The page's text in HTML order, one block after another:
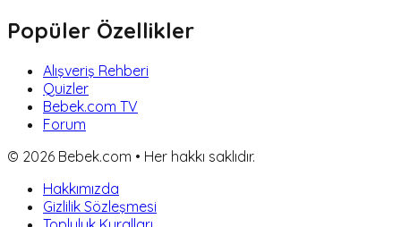
Popüler Özellikler
Alışveriş Rehberi
Quizler
Bebek.com TV
Forum
© 2026 Bebek.com • Her hakkı saklıdır.
Hakkımızda
Gizlilik Sözleşmesi